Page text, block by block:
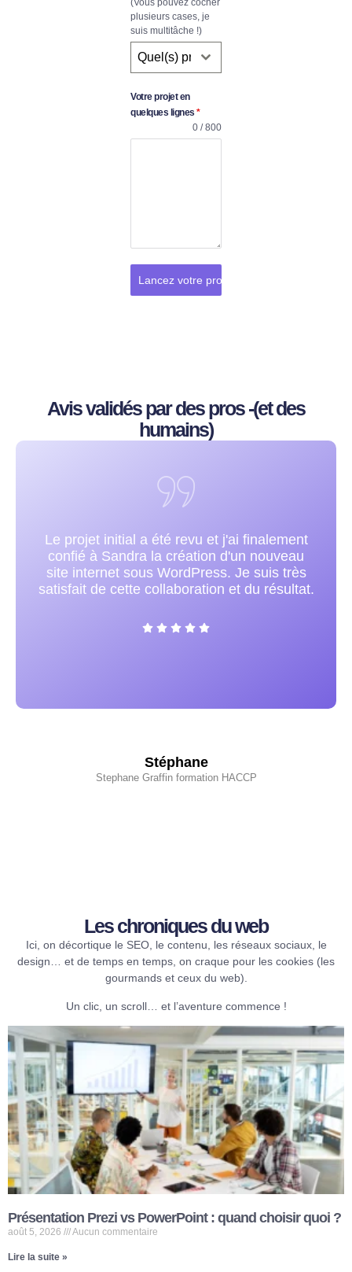
(Vous pouvez cocher
plusieurs cases, je
suis multitâche !)
Quel(s) projet(s) souhaitez-vous ?
Votre projet en
quelques lignes *
0 / 800
Lancez votre projet
Avis validés par des pros -(et des
humains)
Valérie
Sur 2 plots
Sandra est très compétente et très
respectueuse de manière générale et
précisément dans l'exécution. Je la
recommande vivement !
Les chroniques du web​
Ici, on décortique le SEO, le contenu, les réseaux sociaux, le
design… et de temps en temps, on craque pour les cookies (les
gourmands et ceux du web).
Un clic, un scroll… et l’aventure commence !
Présentation Prezi vs PowerPoint : quand choisir quoi ?
août 5, 2026 Aucun commentaire
Lire la suite »